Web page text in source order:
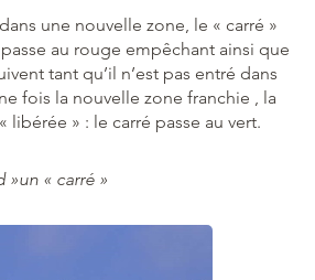
une nouvelle zone, le « carré »
au rouge empêchant ainsi que
tant qu’il n’est pas entré dans
fois la nouvelle zone franchie , la
libérée » : le carré passe au vert.
« carré »